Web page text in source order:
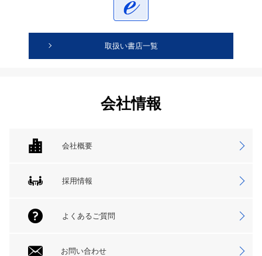
取扱い書店一覧
会社情報
会社概要
採用情報
よくあるご質問
お問い合わせ